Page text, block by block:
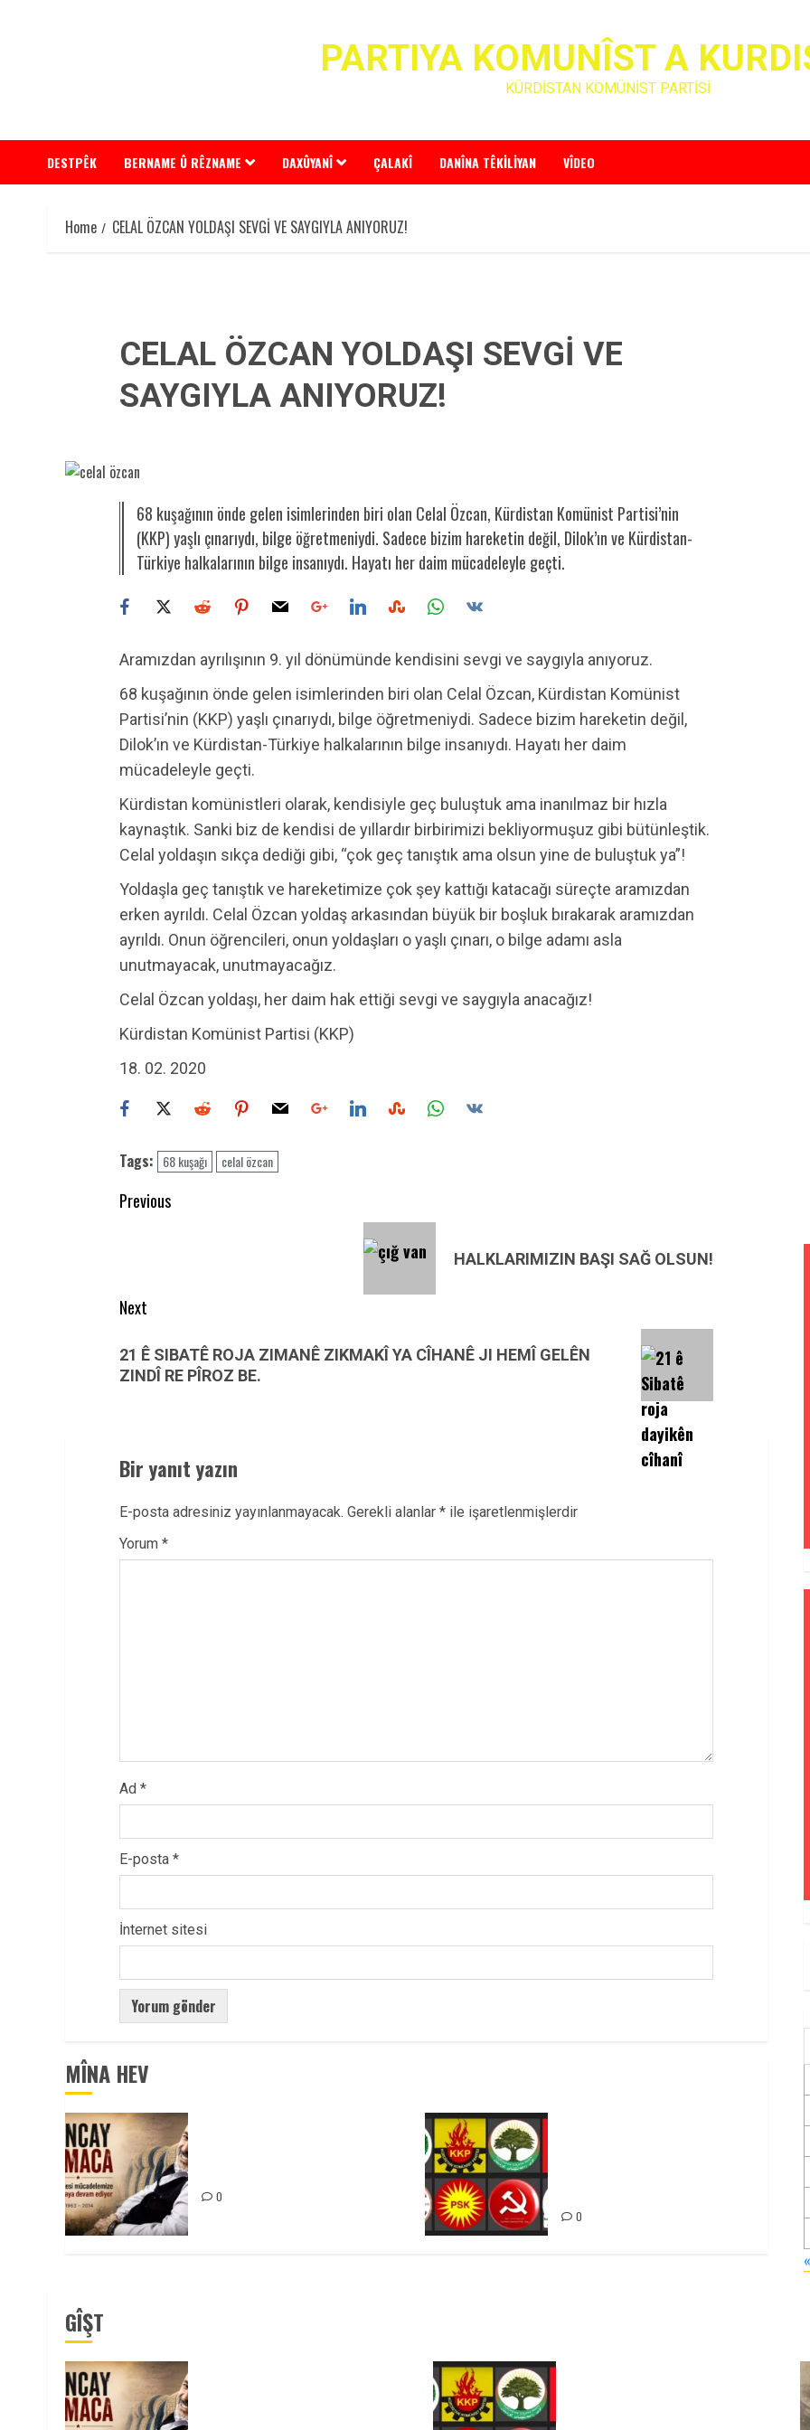
PARTIYA KOMUNÎST A
KÜRDİSTAN KOMÜNİST PARTİSİ
DESTPÊK BERNAME Û RÊZNAME DAXÛYANÎ ÇALAKÎ DANÎNA TÊKILIYAN VÎDEO
Home CELAL ÖZCAN YOLDAŞI SEVGİ VE SAYGIYLA ANIYORUZ!
CELAL ÖZCAN YOLDAŞI SEVGİ VE
SAYGIYLA ANIYORUZ!
68 kuşağının önde gelen isimlerinden biri olan Celal Özcan, Kürdistan Komünist Partisi’nin
(KKP) yaşlı çınarıydı, bilge öğretmeniydi. Sadece bizim hareketin değil, Dilok’ın ve Kürdistan-
Türkiye halkalarının bilge insanıydı. Hayatı her daim mücadeleyle geçti.
Aramızdan ayrılışının 9. yıl dönümünde kendisini sevgi ve saygıyla anıyoruz.
68 kuşağının önde gelen isimlerinden biri olan Celal Özcan, Kürdistan Komünist
Partisi’nin (KKP) yaşlı çınarıydı, bilge öğretmeniydi. Sadece bizim hareketin değil,
Dilok’ın ve Kürdistan-Türkiye halkalarının bilge insanıydı. Hayatı her daim
mücadeleyle geçti.
Kürdistan komünistleri olarak, kendisiyle geç buluştuk ama inanılmaz bir hızla
kaynaştık. Sanki biz de kendisi de yıllardır birbirimizi bekliyormuşuz gibi bütünleştik.
Celal yoldaşın sıkça dediği gibi, “çok geç tanıştık ama olsun yine de buluştuk ya”!
Yoldaşla geç tanıştık ve hareketimize çok şey kattığı katacağı süreçte aramızdan
erken ayrıldı. Celal Özcan yoldaş arkasından büyük bir boşluk bırakarak aramızdan
ayrıldı. Onun öğrencileri, onun yoldaşları o yaşlı çınarı, o bilge adamı asla
unutmayacak, unutmayacağız.
Celal Özcan yoldaşı, her daim hak ettiği sevgi ve saygıyla anacağız!
Kürdistan Komünist Partisi (KKP)
18. 02. 2020
Tags: 68 kuşağı celal özcan
Post
Previous
HALKLARIMIZIN BAŞI SAĞ OLSUN!
Next
Next
post:
21 Ê SIBATÊ ROJA ZIMANÊ ZIKMAKÎ YA CÎHANÊ JI HEMÎ GELÊN
ZINDÎ RE PÎROZ BE.
Bir yanıt yazın
E-posta adresiniz yayınlanmayacak. Gerekli alanlar * ile işaretlenmişlerdir
Yorum *
Ad *
E-posta *
İnternet sitesi
MÎNA HEV
0
0
GÎŞT